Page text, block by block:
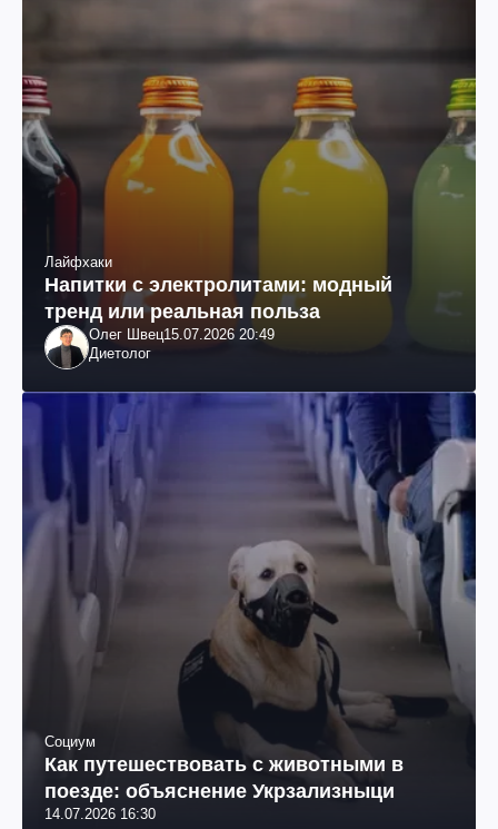
Лайфхаки
Напитки с электролитами: модный
тренд или реальная польза
Олег Швец15.07.2026 20:49
Диетолог
Социум
Как путешествовать с животными в
поезде: объяснение Укрзализныци
14.07.2026 16:30